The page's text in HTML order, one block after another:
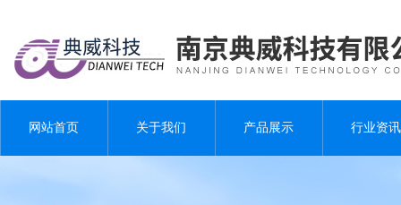
网站首页 关于我们 产品展示 行业资讯